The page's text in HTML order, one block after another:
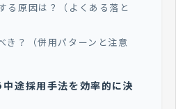
る原因は？（よくある落と
き？（併用パターンと注意
途採用手法を効率的に決